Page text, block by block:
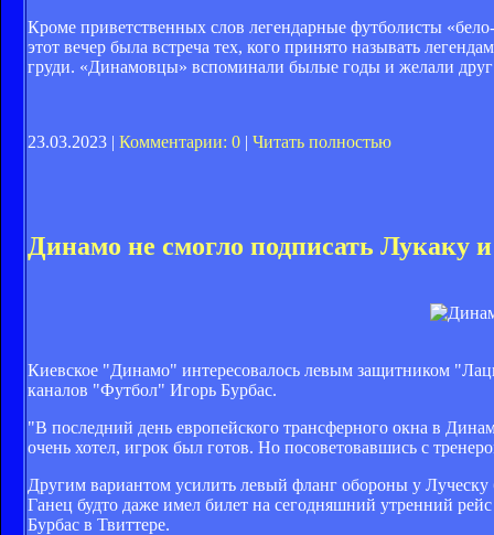
Кроме приветственных слов легендарные футболисты
этот вечер была встреча тех, кого принято называть
груди. «Динамовцы» вспоминали былые годы и желали
23.03.2023 | Комментарии: 0 | Читать полностью
Динамо не смогло подписать Лукаку
Киевское "Динамо" интересовалось левым защитником
каналов "Футбол" Игорь Бурбас.
"В последний день европейского трансферного окна в
очень хотел, игрок был готов. Но посоветовавшись с
Другим вариантом усилить левый фланг обороны у
Ганец будто даже имел билет на сегодняшний утренний
Бурбас в Твиттере.